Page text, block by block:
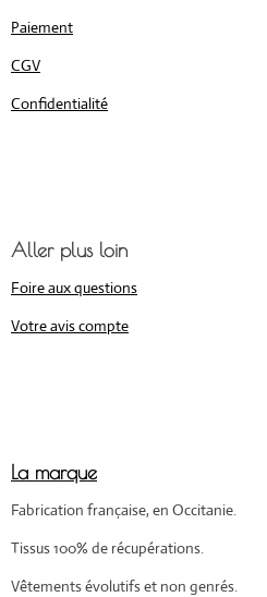
Paiement
CGV
Confidentialité
Aller plus loin
Foire aux questions
Votre avis compte
La marque
Fabrication française, en Occitanie.
Tissus 100% de récupérations.
Vêtements évolutifs et non genrés.